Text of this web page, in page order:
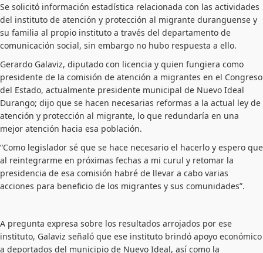
Se solicitó información estadística relacionada con las actividades
del instituto de atención y protección al migrante duranguense y
su familia al propio instituto a través del departamento de
comunicación social, sin embargo no hubo respuesta a ello.
Gerardo Galaviz, diputado con licencia y quien fungiera como
presidente de la comisión de atención a migrantes en el Congreso
del Estado, actualmente presidente municipal de Nuevo Ideal
Durango; dijo que se hacen necesarias reformas a la actual ley de
atención y protección al migrante, lo que redundaría en una
mejor atención hacia esa población.
“Como legislador sé que se hace necesario el hacerlo y espero que
al reintegrarme en próximas fechas a mi curul y retomar la
presidencia de esa comisión habré de llevar a cabo varias
acciones para beneficio de los migrantes y sus comunidades”.
A pregunta expresa sobre los resultados arrojados por ese
instituto, Galaviz señaló que ese instituto brindó apoyo económico
a deportados del municipio de Nuevo Ideal, así como la